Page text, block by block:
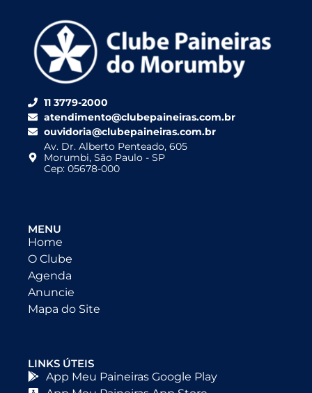
11 3779-2000
atendimento@clubepaineiras.com.br
ouvidoria@clubepaineiras.com.br
Av. Dr. Alberto Penteado, 605
Morumbi, São Paulo - SP
Cep: 05678-000
MENU
Home
O Clube
Agenda
Anuncie
Mapa do Site
LINKS ÚTEIS
App Meu Paineiras Google Play